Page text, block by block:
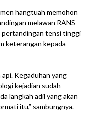
hangtuah memohon
melawan RANS
pertandingan tensi tinggi
keterangan kepada
api. Kegaduhan yang
kejadian sudah
langkah adil yang akan
itu,” sambungnya.